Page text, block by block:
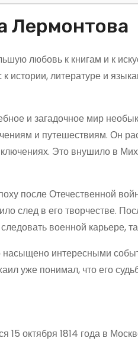
Лермонтова
любовь к книгам и к
истории, литературе и
и загадочное мир
и путешествиям. Он
Это внушило в
после Отечественной
след в его творчестве.
военной карьере,
интересными
уже понимал, что его
октября 1814 года в